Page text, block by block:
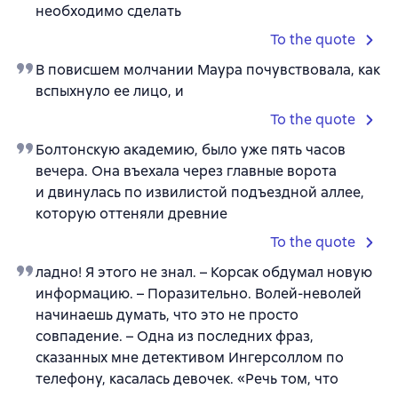
необходимо сделать
To the quote
В повисшем молчании Маура почувствовала, как
вспыхнуло ее лицо, и
To the quote
Болтонскую академию, было уже пять часов
вечера. Она въехала через главные ворота
и двинулась по извилистой подъездной аллее,
которую оттеняли древние
To the quote
ладно! Я этого не знал. – Корсак обдумал новую
информацию. – Поразительно. Волей-неволей
начинаешь думать, что это не просто
совпадение. – Одна из последних фраз,
сказанных мне детективом Ингерсоллом по
телефону, касалась девочек. «Речь том, что